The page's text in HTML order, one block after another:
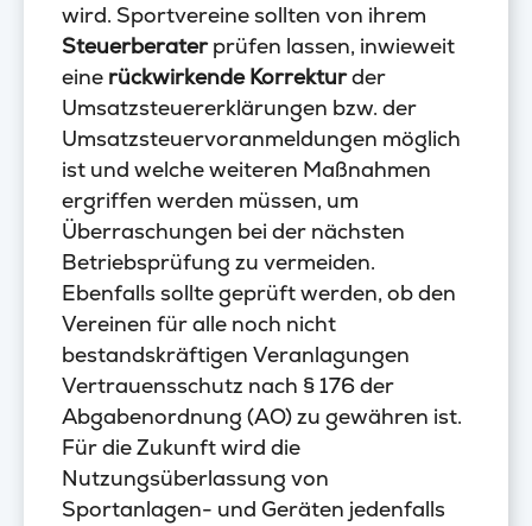
wird. Sportvereine sollten von ihrem
Steuerberaterprüfen lassen, inwieweit
eine rückwirkende Korrekturder
Umsatzsteuererklärungen bzw. der
Umsatzsteuervoranmeldungen möglich
ist und welche weiteren Maßnahmen
ergriffen werden müssen, um
Überraschungen bei der nächsten
Betriebsprüfung zu vermeiden.
Ebenfalls sollte geprüft werden, ob den
Vereinen für alle noch nicht
bestandskräftigen Veranlagungen
Vertrauensschutz nach § 176 der
Abgabenordnung (AO) zu gewähren ist.
Für die Zukunft wird die
Nutzungsüberlassung von
Sportanlagen- und Geräten jedenfalls